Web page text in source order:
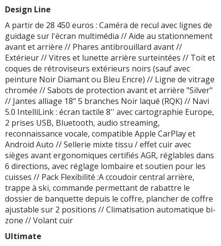
Design Line
A partir de 28 450 euros : Caméra de recul avec lignes de
guidage sur l'écran multimédia // Aide au stationnement
avant et arrière // Phares antibrouillard avant //
Extérieur // Vitres et lunette arrière surteintées // Toit et
coques de rétroviseurs extérieurs noirs (sauf avec
peinture Noir Diamant ou Bleu Encre) // Ligne de vitrage
chromée // Sabots de protection avant et arrière "Silver"
// Jantes alliage 18" 5 branches Noir laqué (RQK) // Navi
5.0 IntelliLink : écran tactile 8'' avec cartographie Europe,
2 prises USB, Bluetooth, audio streaming,
reconnaissance vocale, compatible Apple CarPlay et
Android Auto // Sellerie mixte tissu / effet cuir avec
sièges avant ergonomiques certifiés AGR, réglables dans
6 directions, avec réglage lombaire et soutien pour les
cuisses // Pack Flexibilité :A ccoudoir central arrière,
trappe à ski, commande permettant de rabattre le
dossier de banquette depuis le coffre, plancher de coffre
ajustable sur 2 positions // Climatisation automatique bi-
zone // Volant cuir
Ultimate